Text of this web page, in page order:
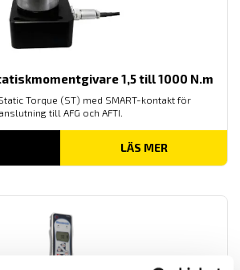
1,5 till 1000 N.m
Torque (ST) med SMART-kontakt för
anslutning till AFG och AFTI.
LÄS MER